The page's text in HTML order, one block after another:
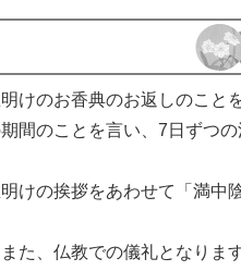
けのお香典のお返しのこと
間のことを言い、7日ずつ
けの挨拶をあわせて「満
た、仏教での儀礼となり